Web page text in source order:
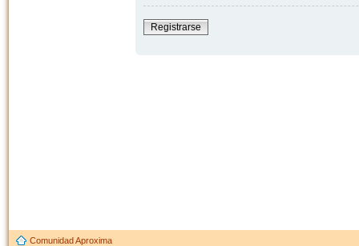
Registrarse
Comunidad Aproxima